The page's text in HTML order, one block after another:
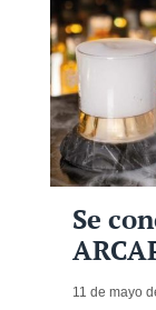
Se
11 de mayo